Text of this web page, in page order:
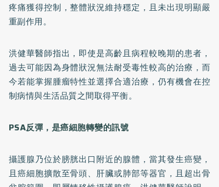
疼痛獲得控制，整體狀況維持穩定，且未出現明顯嚴
重副作用。
洪健華醫師指出，即使是高齡且病程較晚期的患者，
過去可能因為身體狀況無法耐受毒性較高的治療，而
今若能掌握腫瘤特性並選擇合適治療，仍有機會在控
制病情與生活品質之間取得平衡。
PSA反彈，是癌細胞轉變的訊號
攝護腺乃位於膀胱出口附近的腺體，當其發生癌變，
且癌細胞擴散至骨頭、肝臟或肺部等器官，且超出骨